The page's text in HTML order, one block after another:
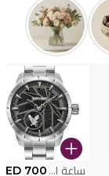
ساعة البوليس PEWJG2227302 700